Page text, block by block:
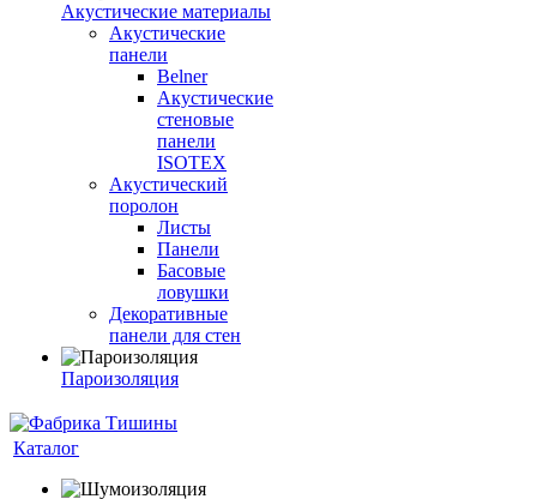
Акустические материалы
Акустические
панели
Belner
Акустические
стеновые
панели
ISOTEX
Акустический
поролон
Листы
Панели
Басовые
ловушки
Декоративные
панели для стен
Пароизоляция
Каталог